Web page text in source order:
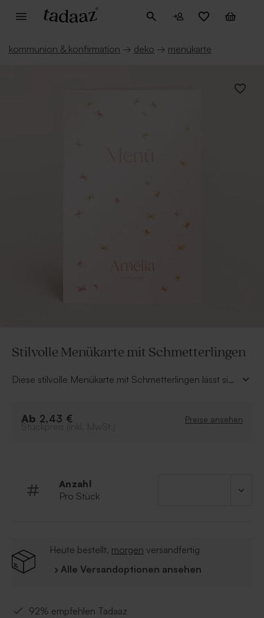
kommunion & konfirmation → deko → menükarte
Stilvolle Menükarte mit Schmetterlingen
Diese stilvolle Menükarte mit Schmetterlingen lässt sich
der Speisen und Getränke personalisieren. In
Ab 2,43 € Preise ansehen
Anzahl
Pro Stück
Heute bestellt, morgen versandfertig
› Alle Versandoptionen ansehen
92% empfehlen Tadaaz